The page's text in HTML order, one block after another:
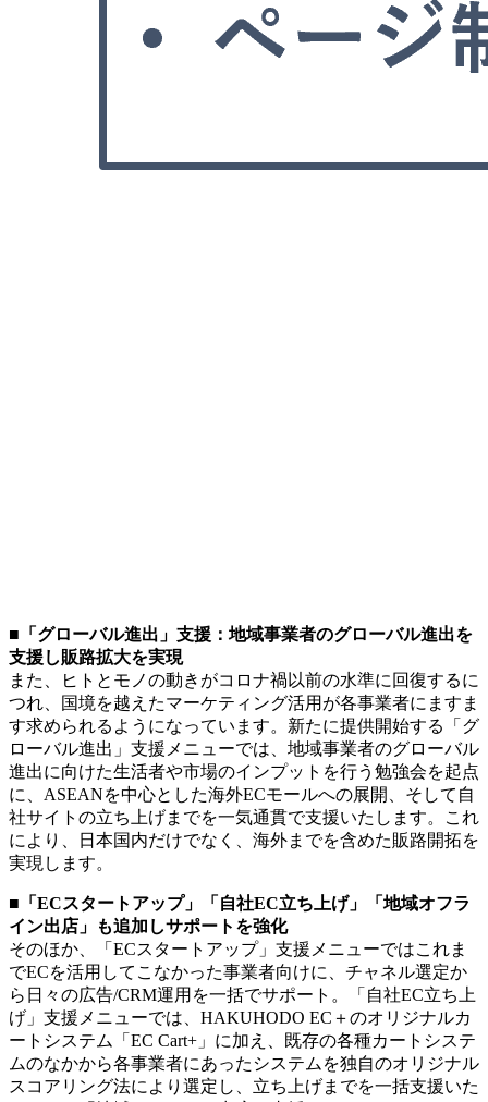
■「グローバル進出」支援：地域事業者のグローバル進出を
支援し販路拡大を実現
また、ヒトとモノの動きがコロナ禍以前の水準に回復するに
つれ、国境を越えたマーケティング活用が各事業者にますま
す求められるようになっています。新たに提供開始する「グ
ローバル進出」支援メニューでは、地域事業者のグローバル
進出に向けた生活者や市場のインプットを行う勉強会を起点
に、ASEANを中心とした海外ECモールへの展開、そして自
社サイトの立ち上げまでを一気通貫で支援いたします。これ
により、日本国内だけでなく、海外までを含めた販路開拓を
実現します。
■「ECスタートアップ」「自社EC立ち上げ」「地域オフラ
イン出店」も追加しサポートを強化
そのほか、「ECスタートアップ」支援メニューではこれま
でECを活用してこなかった事業者向けに、チャネル選定か
ら日々の広告/CRM運用を一括でサポート。「自社EC立ち上
げ」支援メニューでは、HAKUHODO EC＋のオリジナルカ
ートシステム「EC Cart+」に加え、既存の各種カートシステ
ムのなかから各事業者にあったシステムを独自のオリジナル
スコアリング法により選定し、立ち上げまでを一括支援いた